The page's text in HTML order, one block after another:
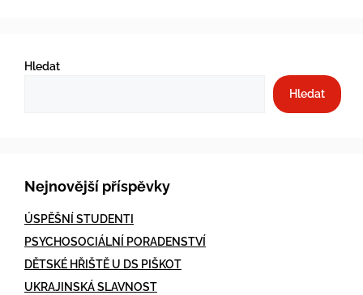
Hledat
Hledat
Nejnovější příspěvky
ÚSPĚŠNÍ STUDENTI
PSYCHOSOCIÁLNÍ PORADENSTVÍ
DĚTSKÉ HŘIŠTĚ U DS PIŠKOT
UKRAJINSKÁ SLAVNOST